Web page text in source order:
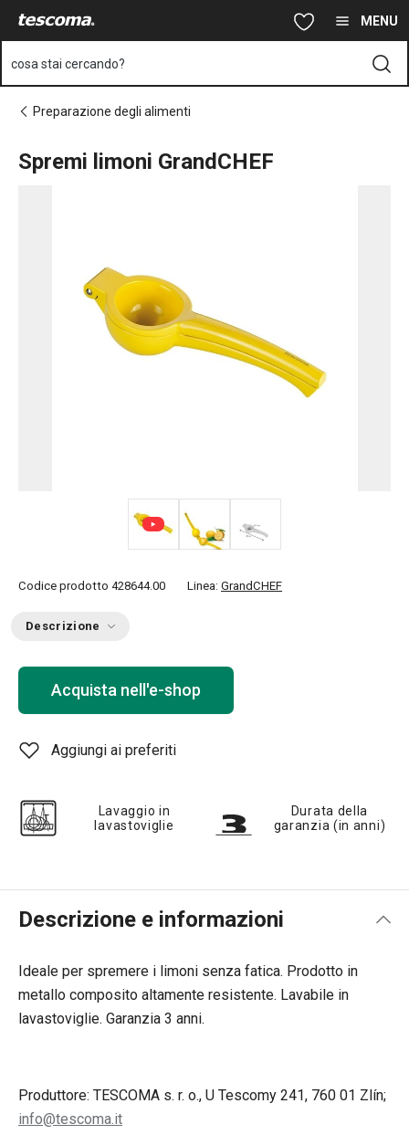
Vai al contenuto principale MENU
cosa stai cercando?
Preparazione degli alimenti
Spremi limoni GrandCHEF
Codice prodotto 428644.00 Linea: GrandCHEF
Descrizione
Acquista nell'e-shop
Aggiungi ai preferiti
Lavaggio in
lavastoviglie
Durata della
garanzia (in anni)
Descrizione e informazioni
Ideale per spremere i limoni senza fatica. Prodotto in
metallo composito altamente resistente. Lavabile in
lavastoviglie. Garanzia 3 anni.
Produttore: TESCOMA s. r. o., U Tescomy 241, 760 01 Zlín;
info@tescoma.it